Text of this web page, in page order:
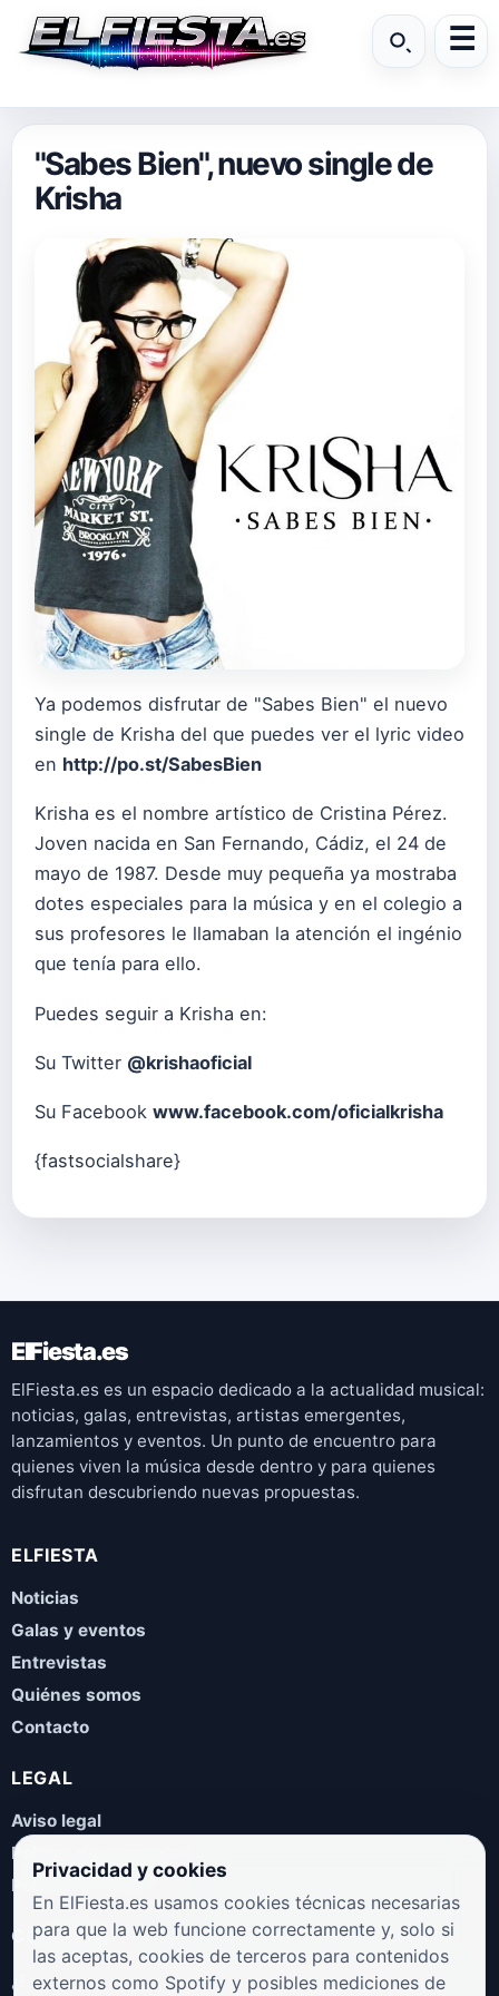
"Sabes Bien", nuevo single de
Krisha
Ya podemos disfrutar de "Sabes Bien" el nuevo
single de Krisha del que puedes ver el lyric video
en http://po.st/SabesBien
Krisha es el nombre artístico de Cristina Pérez.
Joven nacida en San Fernando, Cádiz, el 24 de
mayo de 1987. Desde muy pequeña ya mostraba
dotes especiales para la música y en el colegio a
sus profesores le llamaban la atención el ingénio
que tenía para ello.
Puedes seguir a Krisha en:
Su Twitter @krishaoficial
Su Facebook www.facebook.com/oficialkrisha
{fastsocialshare}
ElFiesta.es
ElFiesta.es es un espacio dedicado a la actualidad musical:
noticias, galas, entrevistas, artistas emergentes,
lanzamientos y eventos. Un punto de encuentro para
quienes viven la música desde dentro y para quienes
disfrutan descubriendo nuevas propuestas.
ELFIESTA
Noticias
Galas y eventos
Entrevistas
Quiénes somos
Contacto
LEGAL
Aviso legal
Política de privacidad
Política de cookies
COLABORA
¿Eres artista, manager, sello o promotor? Envíanos tus
Privacidad y cookies
En ElFiesta.es usamos cookies técnicas necesarias
para que la web funcione correctamente y, solo si
las aceptas, cookies de terceros para contenidos
externos como Spotify y posibles mediciones de